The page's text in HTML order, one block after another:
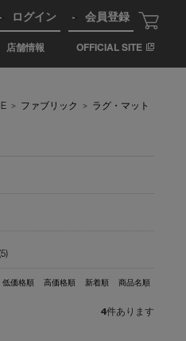
店舗情報 OFFICIAL SITE
ログイン 会員登録
> ファブリック > ラグ・マット
低価格順 高価格順 新着順 商品名順
4件あります